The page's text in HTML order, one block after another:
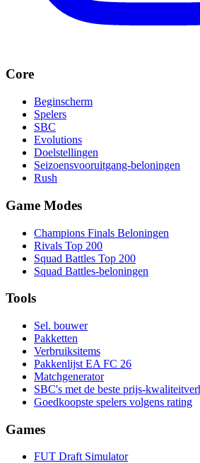
Core
Beginscherm
Spelers
SBC
Evolutions
Doelstellingen
Seizoensvooruitgang-beloningen
Rush
Game Modes
Champions Finals Beloningen
Rivals Top 200
Squad Battles Top 200
Squad Battles-beloningen
Tools
Sel. bouwer
Pakketten
Verbruiksitems
Pakkenlijst EA FC 26
Matchgenerator
SBC's met de beste prijs-
Goedkoopste spelers volgens rating
Games
FUT Draft Simulator